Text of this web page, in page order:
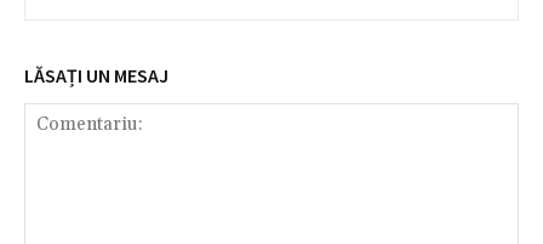
LĂSAȚI UN MESAJ